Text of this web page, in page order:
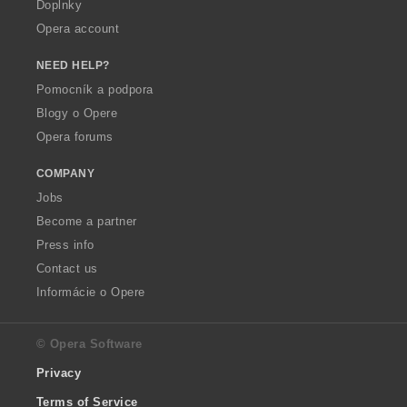
Doplnky
Opera account
NEED HELP?
Pomocník a podpora
Blogy o Opere
Opera forums
COMPANY
Jobs
Become a partner
Press info
Contact us
Informácie o Opere
© Opera Software
Privacy
Terms of Service